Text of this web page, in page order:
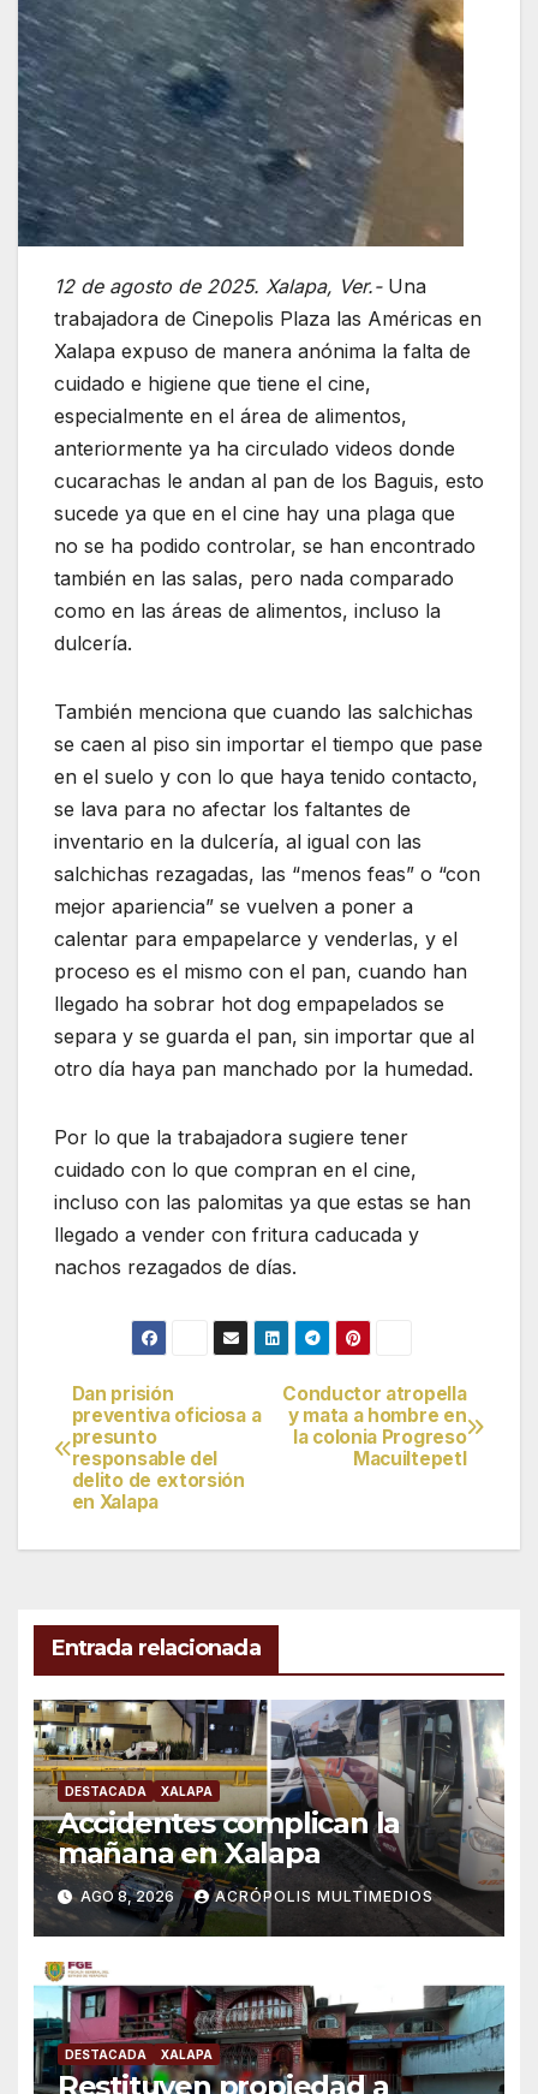
12 de agosto de 2025. Xalapa, Ver.-Una
trabajadora de Cinepolis Plaza las Américas en
Xalapa expuso de manera anónima la falta de
cuidado e higiene que tiene el cine,
especialmente en el área de alimentos,
anteriormente ya ha circulado videos donde
cucarachas le andan al pan de los Baguis, esto
sucede ya que en el cine hay una plaga que
no se ha podido controlar, se han encontrado
también en las salas, pero nada comparado
como en las áreas de alimentos, incluso la
dulcería.
También menciona que cuando las salchichas
se caen al piso sin importar el tiempo que pase
en el suelo y con lo que haya tenido contacto,
se lava para no afectar los faltantes de
inventario en la dulcería, al igual con las
salchichas rezagadas, las “menos feas” o “con
mejor apariencia” se vuelven a poner a
calentar para empapelarce y venderlas, y el
proceso es el mismo con el pan, cuando han
llegado ha sobrar hot dog empapelados se
separa y se guarda el pan, sin importar que al
otro día haya pan manchado por la humedad.
Por lo que la trabajadora sugiere tener
cuidado con lo que compran en el cine,
incluso con las palomitas ya que estas se han
llegado a vender con fritura caducada y
nachos rezagados de días.
Navegación
de
entradas
Conductor atropella
y mata a hombre en
la colonia Progreso
Macuiltepetl
Dan prisión
preventiva oficiosa a
presunto
responsable del
delito de extorsión
en Xalapa
Entrada relacionada
DESTACADA XALAPA
Accidentes complican la
mañana en Xalapa
AGO 8, 2026 ACRÓPOLIS MULTIMEDIOS
DESTACADA XALAPA
Restituyen propiedad a